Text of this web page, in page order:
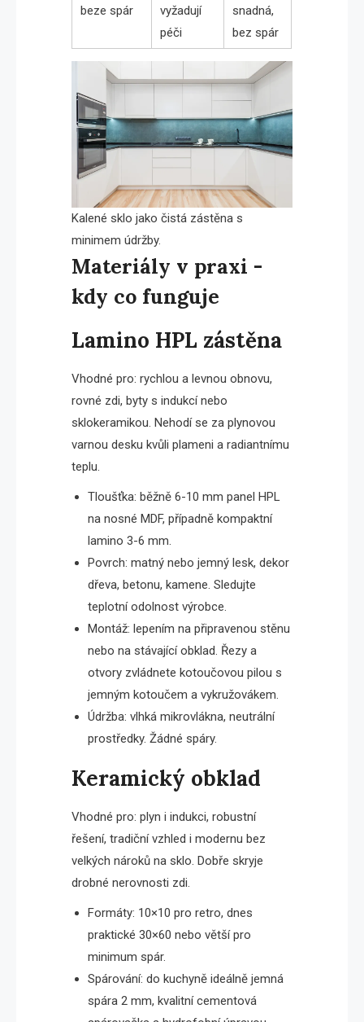
beze spár
vyžadují
péči
snadná,
bez spár
Kalené sklo jako čistá zástěna s
minimem údržby.
Materiály v praxi -
kdy co funguje
Lamino HPL zástěna
Vhodné pro: rychlou a levnou obnovu,
rovné zdi, byty s indukcí nebo
sklokeramikou. Nehodí se za plynovou
varnou desku kvůli plameni a radiantnímu
teplu.
Tloušťka: běžně 6-10 mm panel HPL
na nosné MDF, případně kompaktní
lamino 3-6 mm.
Povrch: matný nebo jemný lesk, dekor
dřeva, betonu, kamene. Sledujte
teplotní odolnost výrobce.
Montáž: lepením na připravenou stěnu
nebo na stávající obklad. Řezy a
otvory zvládnete kotoučovou pilou s
jemným kotoučem a vykružovákem.
Údržba: vlhká mikrovlákna, neutrální
prostředky. Žádné spáry.
Keramický obklad
Vhodné pro: plyn i indukci, robustní
řešení, tradiční vzhled i modernu bez
velkých nároků na sklo. Dobře skryje
drobné nerovnosti zdi.
Formáty: 10×10 pro retro, dnes
praktické 30×60 nebo větší pro
minimum spár.
Spárování: do kuchyně ideálně jemná
spára 2 mm, kvalitní cementová